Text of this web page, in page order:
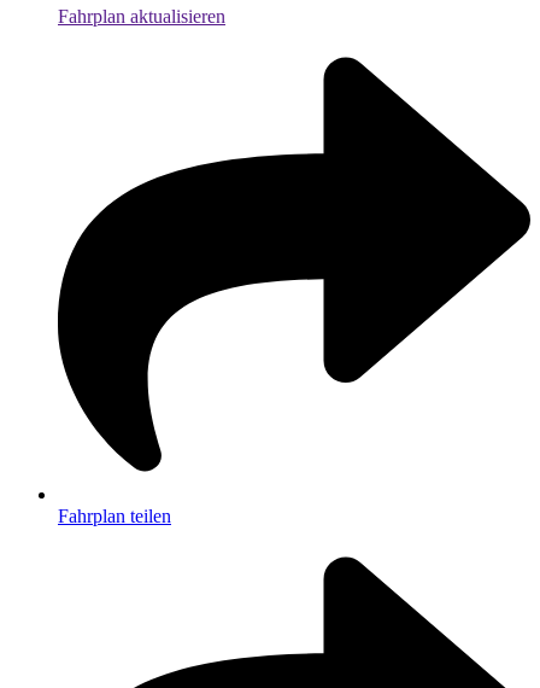
Fahrplan aktualisieren
Fahrplan teilen